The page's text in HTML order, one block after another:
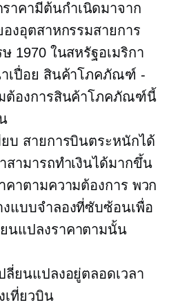
าคามีต้นกำเนิดมาจาก
องอุตสาหกรรมสายการ
1970 ในสหรัฐอเมริกา
เปื่อย สินค้าโภคภัณฑ์ -
ต้องการสินค้าโภคภัณฑ์นี้
บ สายการบินตระหนักได้
สามารถทำเงินได้มากขึ้น
คาตามความต้องการ พวก
งแบบจำลองที่ซับซ้อนเพื่อ
นแปลงราคาตามนั้น
ลี่ยนแปลงอยู่ตลอดเวลา
เที่ยวบิน